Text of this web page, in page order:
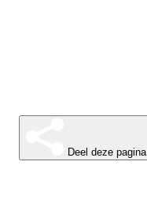
Deel deze pagina